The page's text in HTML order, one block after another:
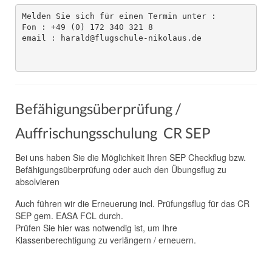
Termine
Melden Sie sich für einen Termin unter :
Fon : +49 (0) 172 340 321 8
email : harald@flugschule-nikolaus.de
Befähigungsüberprüfung /
Auffrischungsschulung CR SEP
Bei uns haben Sie die Möglichkeit Ihren SEP Checkflug bzw.
Befähigungsüberprüfung oder auch den Übungsflug zu
absolvieren
Auch führen wir die Erneuerung incl. Prüfungsflug für das CR
SEP gem. EASA FCL durch.
Prüfen Sie hier was notwendig ist, um Ihre
Klassenberechtigung zu verlängern / erneuern.